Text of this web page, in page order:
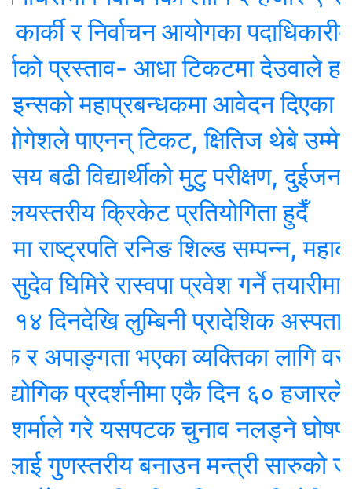
र निर्वाचन आयोगका
प्रस्ताव- आधा टिकटमा देउवाले
महाप्रबन्धकमा आवेदन दिएका १० जना
पाएनन् टिकट, क्षितिज थेबे उम्मेदवार
विद्यार्थीको मुटु परीक्षण, दुईजनाको
क्रिकेट प्रतियोगिता हुदैँ
रनिङ शिल्ड सम्पन्न, महाकाली
रास्वपा प्रवेश गर्ने तयारीमा,
लुम्बिनी प्रादेशिक अस्पतालमा
भएका व्यक्तिका लागि वरदान
प्रदर्शनीमा एकै दिन ६० हजारले गरे
गरे यसपटक चुनाव नलड्ने घोषणा
गुणस्तरीय बनाउन मन्त्री सारुको जोड